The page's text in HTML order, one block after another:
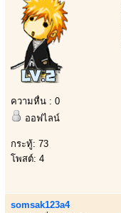
ความหื่น : 0
ออฟไลน์
กระทู้: 73
โพสต์: 4
somsak123a4